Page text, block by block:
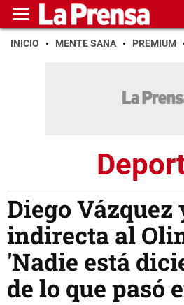
INICIO MENTE SANA PREMIUM
Diego Vázquez
indirecta al
'Nadie está
de lo que pasó